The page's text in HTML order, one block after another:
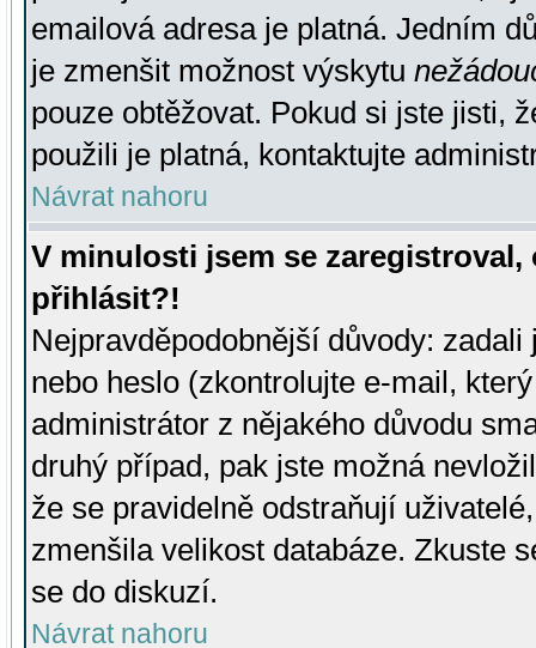
emailová adresa je platná. Jedním
je zmenšit možnost výskytu
pouze obtěžovat. Pokud si jste jisti,
použili je platná, kontaktujte
Návrat nahoru
V minulosti jsem se
přihlásit?!
Nejpravděpodobnější důvody:
nebo heslo (zkontrolujte e-mail,
administrátor z nějakého důvodu
druhý případ, pak jste možná
že se pravidelně odstraňují
zmenšila velikost databáze. Zkuste
se do diskuzí.
Návrat nahoru